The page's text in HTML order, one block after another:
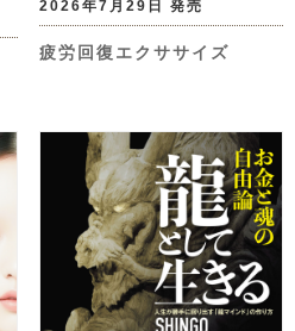
2026年7月29日 発売
疲労回復エクササイズ